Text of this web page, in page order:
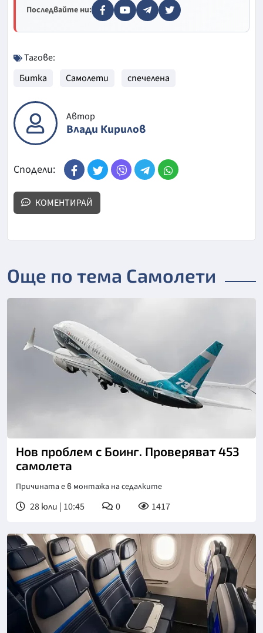
Последвайте ни:
Тагове:
Битка
Самолети спечелена
Автор
Влади Кирилов
Сподели:
КОМЕНТИРАЙ
Още по тема Самолети
Нов проблем с Боинг. Проверяват 453
самолета
Причината е в монтажа на седалките
28 юли | 10:45 0 1417